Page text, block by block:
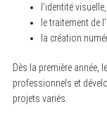
l’identité visuelle,
le traitement de
la création
Dès la première année,
professionnels et
projets variés.
S
a
c
f
o